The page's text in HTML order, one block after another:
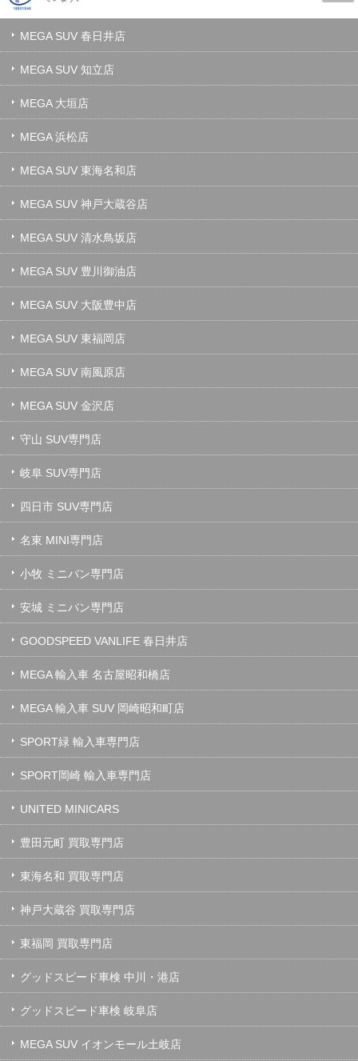
MEGA SUV 春日井店
MEGA SUV 知立店
MEGA 大垣店
MEGA 浜松店
MEGA SUV 東海名和店
MEGA SUV 神戸大蔵谷店
MEGA SUV 清水鳥坂店
MEGA SUV 豊川御油店
MEGA SUV 大阪豊中店
MEGA SUV 東福岡店
MEGA SUV 南風原店
MEGA SUV 金沢店
守山 SUV専門店
岐阜 SUV専門店
四日市 SUV専門店
名東 MINI専門店
小牧 ミニバン専門店
安城 ミニバン専門店
GOODSPEED VANLIFE 春日井店
MEGA 輸入車 名古屋昭和橋店
MEGA 輸入車 SUV 岡崎昭和町店
SPORT緑 輸入車専門店
SPORT岡崎 輸入車専門店
UNITED MINICARS
豊田元町 買取専門店
東海名和 買取専門店
神戸大蔵谷 買取専門店
東福岡 買取専門店
グッドスピード車検 中川・港店
グッドスピード車検 岐阜店
MEGA SUV イオンモール土岐店